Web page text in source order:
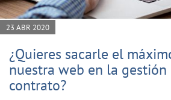
23 ABR 2020
¿Quieres sacarle el
nuestra web en la gestión
contrato?